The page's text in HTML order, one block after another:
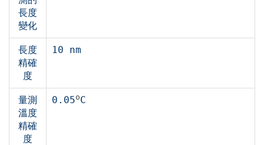
長度
變化
長度
精確
度
10 nm
量測
溫度
精確
度
0.05oC